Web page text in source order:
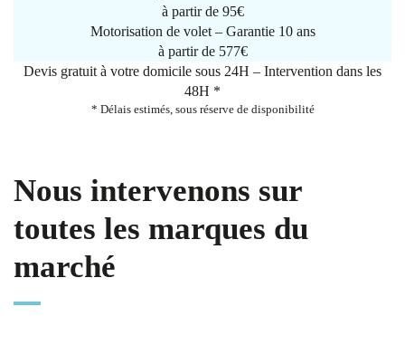
à partir de 95€
Motorisation de volet – Garantie 10 ans
à partir de 577€
Devis gratuit à votre domicile sous 24H – Intervention dans les
48H *
* Délais estimés, sous réserve de disponibilité
Nous intervenons sur
toutes les marques du
marché